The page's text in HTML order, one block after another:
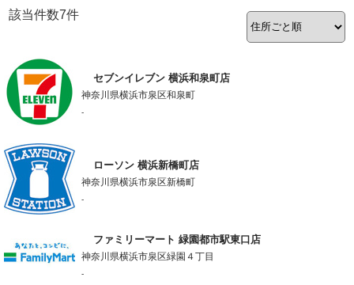
該当件数7件
セブンイレブン 横浜和泉町店
神奈川県横浜市泉区和泉町
-
ローソン 横浜新橋町店
神奈川県横浜市泉区新橋町
-
ファミリーマート 緑園都市駅東口店
神奈川県横浜市泉区緑園４丁目
-